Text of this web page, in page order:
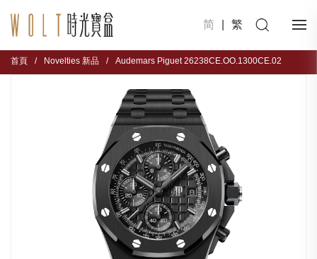
简 繁
首頁 / Novelties 新品 / Audemars Piguet 26238CE.OO.1300CE.02